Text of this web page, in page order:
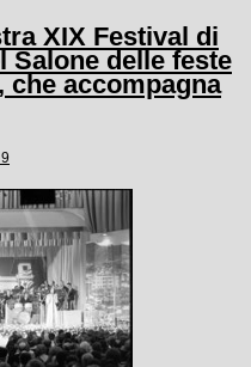
XIX Festival di
Salone delle feste
che accompagna